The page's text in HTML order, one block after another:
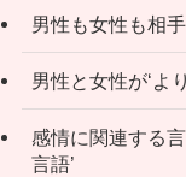
男性も女性も相
男性と女性が‘よ
感情に関連する
言語’